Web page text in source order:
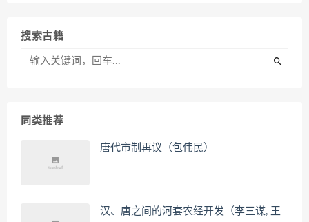
搜索古籍
同类推荐
唐代市制再议（包伟民）
汉、唐之间的河套农经开发（李三谋, 王